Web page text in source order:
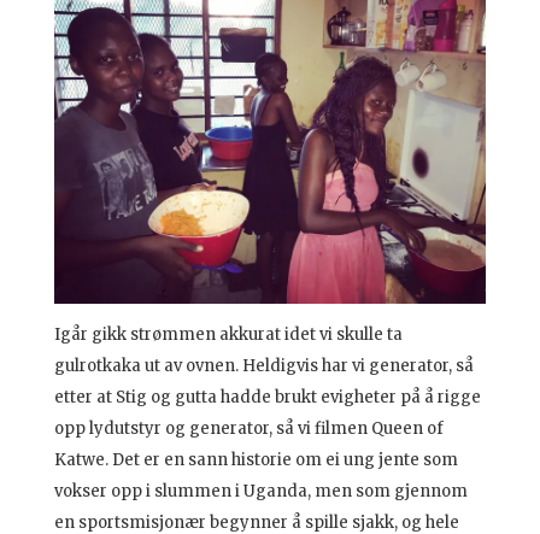
Igår gikk strømmen akkurat idet vi skulle ta
gulrotkaka ut av ovnen. Heldigvis har vi generator, så
etter at Stig og gutta hadde brukt evigheter på å rigge
opp lydutstyr og generator, så vi filmen Queen of
Katwe. Det er en sann historie om ei ung jente som
vokser opp i slummen i Uganda, men som gjennom
en sportsmisjonær begynner å spille sjakk, og hele